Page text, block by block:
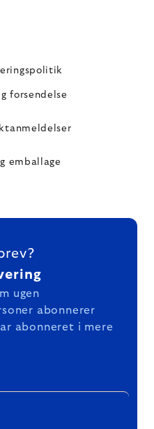
forsendelse
emballage
ugen
abonnerer
abonneret i mere